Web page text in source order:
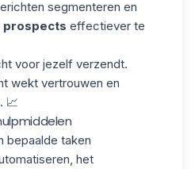
segmenteren en
prospects effectiever te
voor jezelf verzendt.
wekt vertrouwen en
📈
bepaalde taken
, het